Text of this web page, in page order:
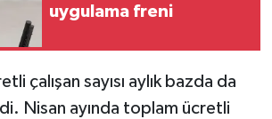
uygulama freni
çalışan sayısı aylık bazda da
Nisan ayında toplam ücretli